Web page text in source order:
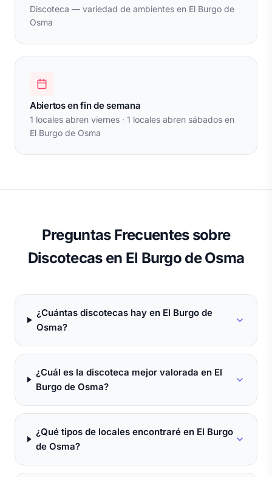
Discoteca — variedad de ambientes en El Burgo de
Osma
Abiertos en fin de semana
1 locales abren viernes · 1 locales abren sábados en
El Burgo de Osma
Preguntas Frecuentes sobre
Discotecas en El Burgo de Osma
¿Cuántas discotecas hay en El Burgo de
Osma?
¿Cuál es la discoteca mejor valorada en El
Burgo de Osma?
¿Qué tipos de locales encontraré en El Burgo
de Osma?